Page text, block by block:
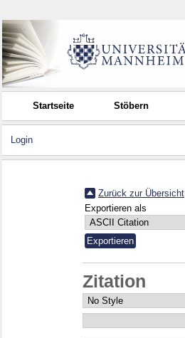
Startseite Stöbern
Login
Zurück zur Übersicht
Exportieren als
Zitation